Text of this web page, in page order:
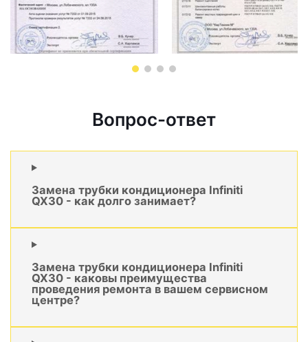
Вопрос-ответ
Замена трубки кондиционера Infiniti
QX30 - как долго занимает?
Замена трубки кондиционера Infiniti
QX30 - каковы преимущества
проведения ремонта в вашем сервисном
центре?